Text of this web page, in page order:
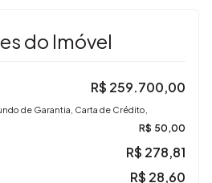
do Imóvel
R$ 259.700,00
de Garantia, Carta de Crédito,
R$ 50,00
R$ 278,81
R$ 28,60